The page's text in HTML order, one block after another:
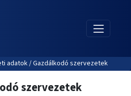
adatok / Gazdálkodó szervezetek
szervezetek